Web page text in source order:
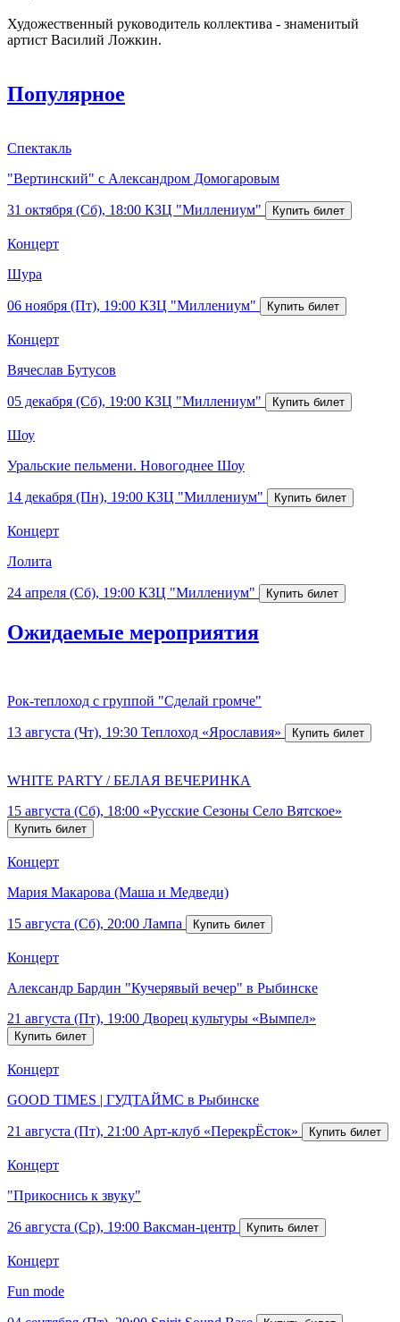
Художественный руководитель коллектива - знаменитый
артист Василий Ложкин.
Популярное
Спектакль
"Вертинский" с Александром Домогаровым
31 октября (Сб), 18:00 КЗЦ "Миллениум"
Концерт
Шура
06 ноября (Пт), 19:00 КЗЦ "Миллениум"
Концерт
Вячеслав Бутусов
05 декабря (Сб), 19:00 КЗЦ "Миллениум"
Шоу
Уральские пельмени. Новогоднее Шоу
14 декабря (Пн), 19:00 КЗЦ "Миллениум"
Концерт
Лолита
24 апреля (Сб), 19:00 КЗЦ "Миллениум"
Ожидаемые мероприятия
Рок-теплоход с группой "Сделай громче"
13 августа (Чт), 19:30 Теплоход «Ярославия»
WHITE PARTY / БЕЛАЯ ВЕЧЕРИНКА
15 августа (Сб), 18:00 «Русские Сезоны Село Вятское»
Концерт
Мария Макарова (Маша и Медведи)
15 августа (Сб), 20:00 Лампа
Концерт
Александр Бардин "Кучерявый вечер" в Рыбинске
21 августа (Пт), 19:00 Дворец культуры «Вымпел»
Концерт
GOOD TIMES | ГУДТАЙМС в Рыбинске
21 августа (Пт), 21:00 Арт-клуб «ПерекрЁсток»
Концерт
"Прикоснись к звуку"
26 августа (Ср), 19:00 Ваксман-центр
Концерт
Fun mode